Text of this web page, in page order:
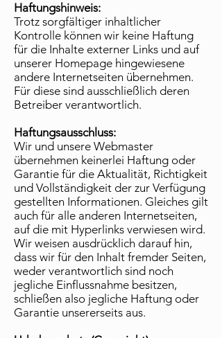
Haftungshinweis:
Trotz sorgfältiger inhaltlicher
Kontrolle können wir keine Haftung
für die Inhalte externer Links und auf
unserer Homepage hingewiesene
andere Internetseiten übernehmen.
Für diese sind ausschließlich deren
Betreiber verantwortlich.
Haftungsausschluss:
Wir und unsere Webmaster
übernehmen keinerlei Haftung oder
Garantie für die Aktualität, Richtigkeit
und Vollständigkeit der zur Verfügung
gestellten Informationen. Gleiches gilt
auch für alle anderen Internetseiten,
auf die mit Hyperlinks verwiesen wird.
Wir weisen ausdrücklich darauf hin,
dass wir für den Inhalt fremder Seiten,
weder verantwortlich sind noch
jegliche Einflussnahme besitzen,
schließen also jegliche Haftung oder
Garantie unsererseits aus.